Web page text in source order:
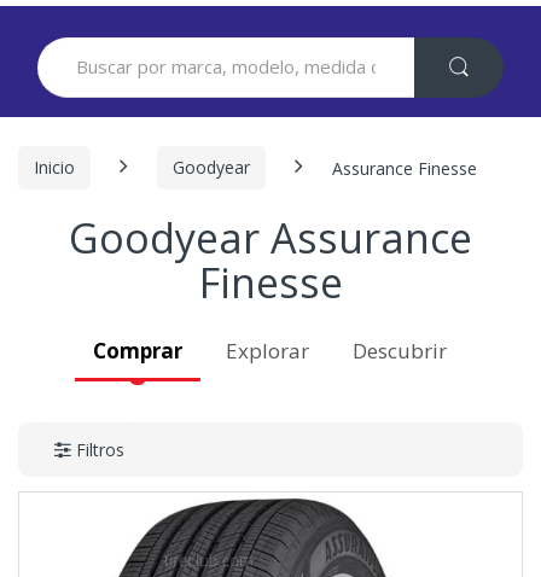
Search
for:
Inicio Goodyear Assurance Finesse
Goodyear Assurance
Finesse
Comprar Explorar Descubrir
Filtros